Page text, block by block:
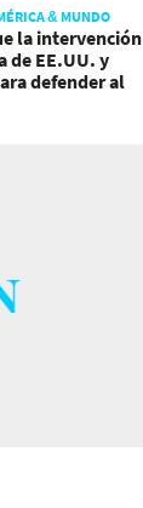
& MUNDO
la intervención
de EE.UU. y
defender al